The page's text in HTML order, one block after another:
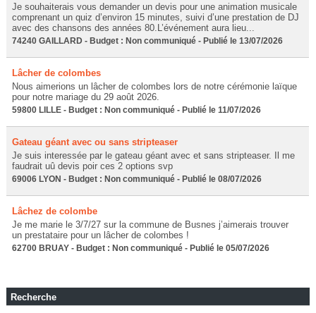
Je souhaiterais vous demander un devis pour une animation musicale
comprenant un quiz d’environ 15 minutes, suivi d’une prestation de DJ
avec des chansons des années 80.L’événement aura lieu...
74240 GAILLARD - Budget : Non communiqué - Publié le 13/07/2026
Lâcher de colombes
Nous aimerions un lâcher de colombes lors de notre cérémonie laïque
pour notre mariage du 29 août 2026.
59800 LILLE - Budget : Non communiqué - Publié le 11/07/2026
Gateau géant avec ou sans stripteaser
Je suis interessée par le gateau géant avec et sans stripteaser. Il me
faudrait uû devis poir ces 2 options svp
69006 LYON - Budget : Non communiqué - Publié le 08/07/2026
Lâchez de colombe
Je me marie le 3/7/27 sur la commune de Busnes j’aimerais trouver
un prestataire pour un lâcher de colombes !
62700 BRUAY - Budget : Non communiqué - Publié le 05/07/2026
Recherche